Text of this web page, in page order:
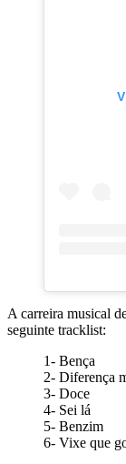
A carreira musical
seguinte tracklist:
1- Bença
2- Diferença
3- Doce
4- Sei lá
5- Benzim
6- Vixe que